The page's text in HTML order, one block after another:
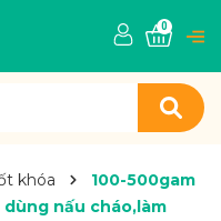
0
khóa
100-500gam
nấu cháo,làm